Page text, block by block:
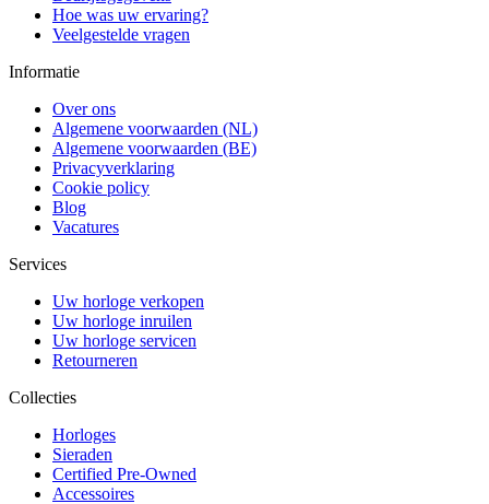
Hoe was uw ervaring?
Veelgestelde vragen
Informatie
Over ons
Algemene voorwaarden (NL)
Algemene voorwaarden (BE)
Privacyverklaring
Cookie policy
Blog
Vacatures
Services
Uw horloge verkopen
Uw horloge inruilen
Uw horloge servicen
Retourneren
Collecties
Horloges
Sieraden
Certified Pre-Owned
Accessoires